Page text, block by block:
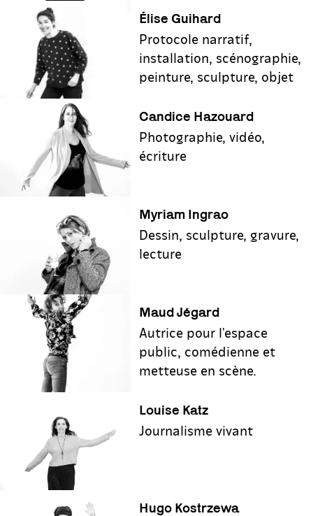
Élise Guihard
Protocole narratif,
installation, scénographie,
peinture, sculpture, objet
Candice Hazouard
Photographie, vidéo,
écriture
Myriam Ingrao
Dessin, sculpture, gravure,
lecture
Maud Jégard
Autrice pour l'espace
public, comédienne et
metteuse en scène.
Louise Katz
Journalisme vivant
Hugo Kostrzewa